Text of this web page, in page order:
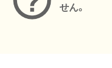
せん。